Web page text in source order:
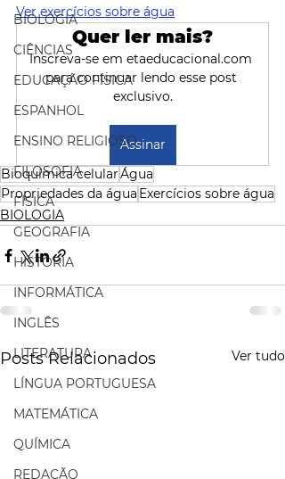
BIOLOGIA
CIÊNCIAS
EDUCAÇÃO FÍSICA
ESPANHOL
ENSINO RELIGIOSO
FILOSOFIA
FÍSICA
GEOGRAFIA
HISTÓRIA
INFORMÁTICA
INGLÊS
LITERATURA
LÍNGUA PORTUGUESA
MATEMÁTICA
QUÍMICA
REDAÇÃO
Ver exercícios sobre água
Quer ler mais?
Inscreva-se em etaeducacional.com
para continuar lendo esse post
exclusivo.
Assinar
Bioquímica celularÁgua
Propriedades da água Exercícios sobre água
BIOLOGIA
Posts Relacionados Ver tudo